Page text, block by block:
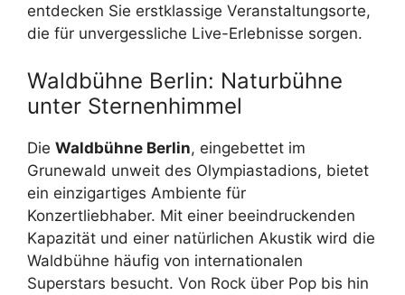
entdecken Sie erstklassige Veranstaltungsorte,
die für unvergessliche Live-Erlebnisse sorgen.
Waldbühne Berlin: Naturbühne
unter Sternenhimmel
Die Waldbühne Berlin, eingebettet im
Grunewald unweit des Olympiastadions, bietet
ein einzigartiges Ambiente für
Konzertliebhaber. Mit einer beeindruckenden
Kapazität und einer natürlichen Akustik wird die
Waldbühne häufig von internationalen
Superstars besucht. Von Rock über Pop bis hin